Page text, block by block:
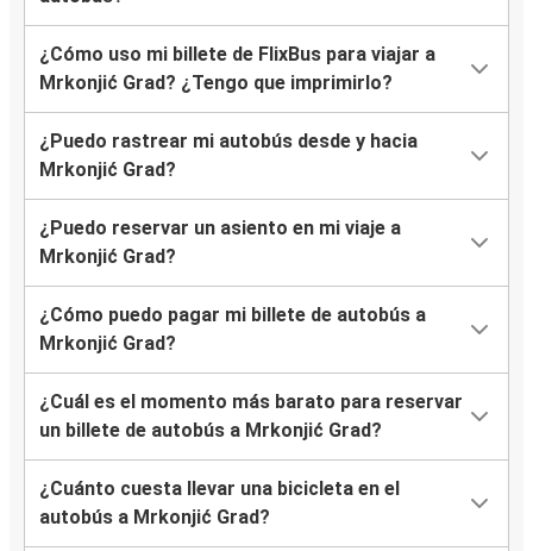
¿Cómo uso mi billete de FlixBus para viajar a
Mrkonjić Grad? ¿Tengo que imprimirlo?
¿Puedo rastrear mi autobús desde y hacia
Mrkonjić Grad?
¿Puedo reservar un asiento en mi viaje a
Mrkonjić Grad?
¿Cómo puedo pagar mi billete de autobús a
Mrkonjić Grad?
¿Cuál es el momento más barato para reservar
un billete de autobús a Mrkonjić Grad?
¿Cuánto cuesta llevar una bicicleta en el
autobús a Mrkonjić Grad?